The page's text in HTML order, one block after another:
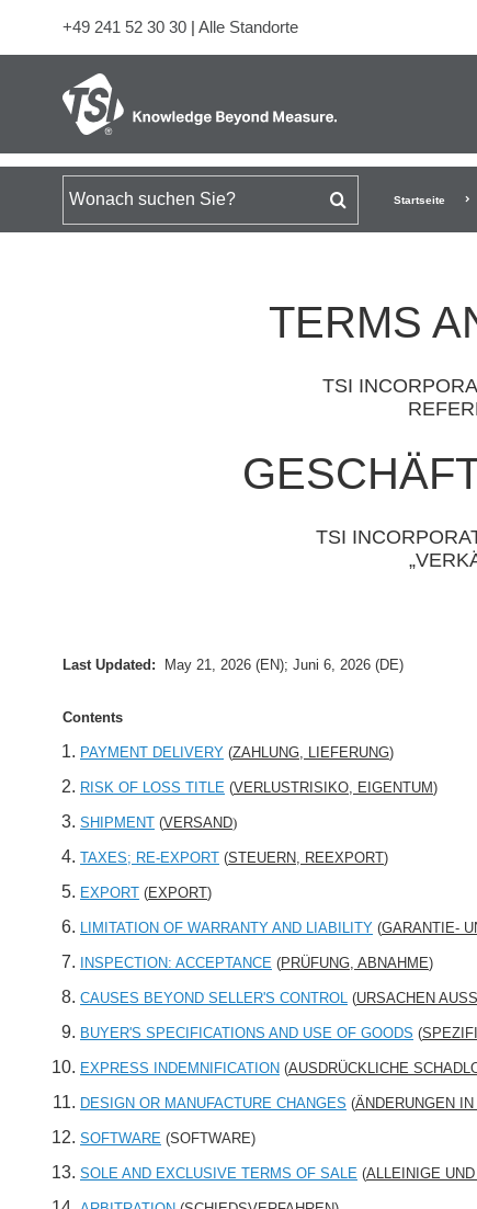
+49 241 52 30 30 | Alle Standorte
Suchen nach Startseite
TERMS
TSI
TSI
Last Updated: May 21, 2026 (EN); Juni 6, 2026 (DE)
Contents
PAYMENT DELIVERY (ZAHLUNG, LIEFERUNG)
RISK OF LOSS TITLE (VERLUSTRISIKO, EIGENTUM)
SHIPMENT (VERSAND)
TAXES; RE-EXPORT (STEUERN, REEXPORT)
EXPORT (EXPORT)
LIMITATION OF WARRANTY AND LIABILITY (GARANTIE-
INSPECTION: ACCEPTANCE (PRÜFUNG, ABNAHME)
CAUSES BEYOND SELLER'S CONTROL (URSACHEN
BUYER'S SPECIFICATIONS AND USE OF GOODS (
EXPRESS INDEMNIFICATION (AUSDRÜCKLICHE
DESIGN OR MANUFACTURE CHANGES (ÄNDERUNGEN
SOFTWARE (SOFTWARE)
SOLE AND EXCLUSIVE TERMS OF SALE (ALLEINIGE